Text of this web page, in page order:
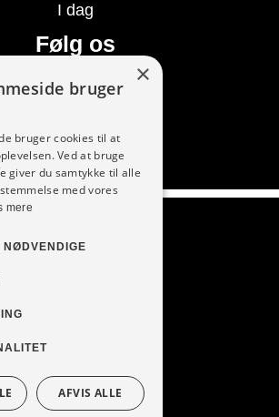
I dag
Følg os
Vi modtager
×
bruger
bruger cookies til at
Ved at bruge
giver du samtykke til alle
med vores
mere
NØDVENDIGE
AFVIS ALLE